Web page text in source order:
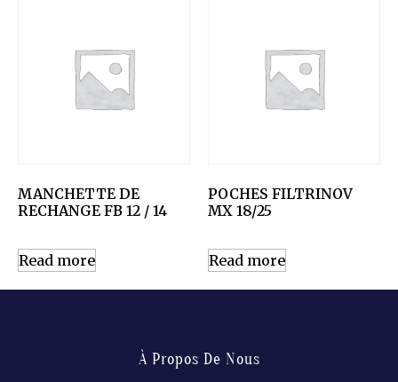
MANCHETTE DE
RECHANGE FB 12 / 14
Read more
POCHES FILTRINOV
MX 18/25
Read more
À Propos De Nous